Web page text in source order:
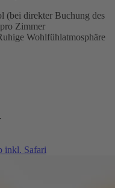
(bei direkter Buchung des
Zimmer
Wohlfühlatmosphäre
inkl. Safari